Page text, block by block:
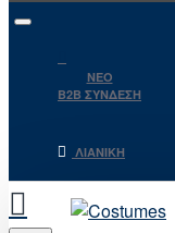
NEO
B2B ΣΥΝΔΕΣΗ
ΛΙΑΝΙΚΉ